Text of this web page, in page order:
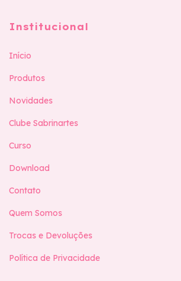
Institucional
Início
Produtos
Novidades
Clube Sabrinartes
Curso
Download
Contato
Quem Somos
Trocas e Devoluções
Política de Privacidade